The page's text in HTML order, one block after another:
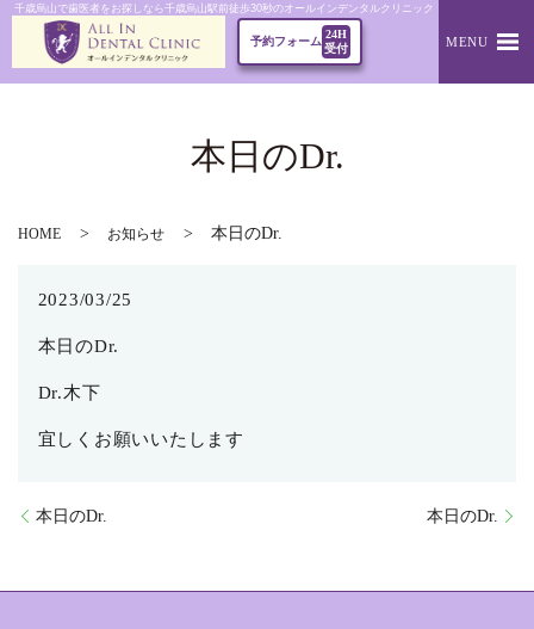
千歳烏山で歯医者をお探しなら千歳烏山駅前徒歩30秒のオールインデンタルクリニック｜本日のDr.
予約フォーム
24H
受付
MENU
本日のDr.
HOME お知らせ 本日のDr.
2023/03/25
本日のDr.
Dr.木下
宜しくお願いいたします
本日のDr. 本日のDr.